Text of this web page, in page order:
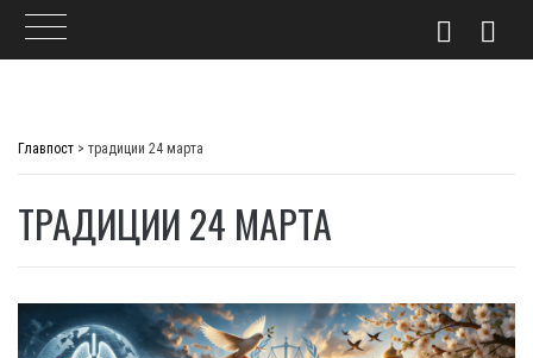
Главпост > традиции 24 марта
ТРАДИЦИИ 24 МАРТА